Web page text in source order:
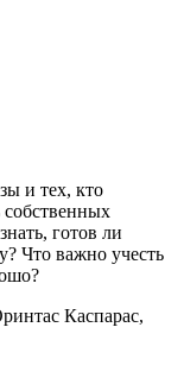
и тех, кто
собственных
готов ли
Что важно учесть
Каспарас,